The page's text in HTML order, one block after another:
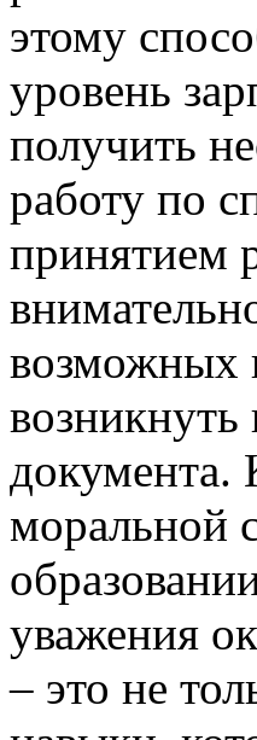
этому
уровень
получить
работу по
принятием
возможных
возникнуть
документа.
моральной
уважения
– это не